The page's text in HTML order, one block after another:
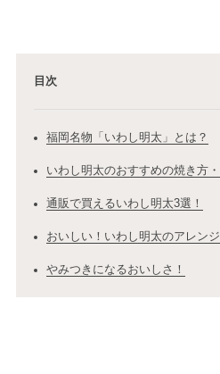
目次
福岡名物「いわし明太」とは？
いわし明太のおすすめの焼き方
通販で買えるいわし明太3選！
おいしい！いわし明太のアレン
やみつきになるおいしさ！